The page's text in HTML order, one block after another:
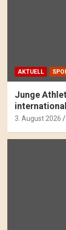
AKTUELL
Junge
3. August 2026